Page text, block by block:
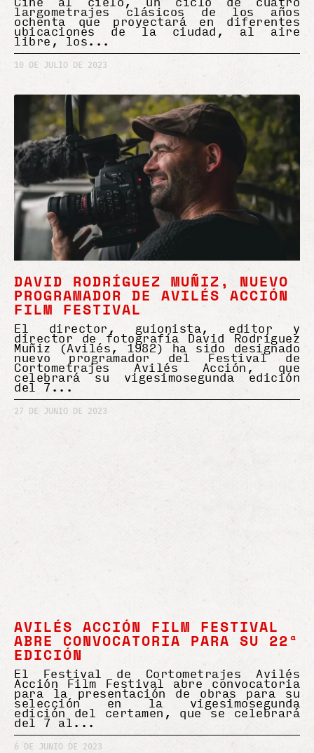
largometrajes clásicos de los años
ochenta que proyectará en diferentes
ubicaciones de la ciudad, al aire
libre, los
10 DE JULIO DE 2023
DAVID RODRÍGUEZ MUÑIZ, NUEVO
PROGRAMADOR DE AVILÉS ACCIÓN
FILM FESTIVAL
El director, guionista, editor y
director de fotografía David Rodríguez
Muñiz (Avilés, 1982) ha sido designado
nuevo programador del Festival de
Cortometrajes Avilés Acción, que
celebrará su vigesimosegunda edición
del 7
27 DE JUNIO DE 2023
AVILÉS ACCIÓN FILM FESTIVAL
ABRE CONVOCATORIA PARA SU 22ª
EDICIÓN
El Festival de Cortometrajes Avilés
Acción Film Festival abre convocatoria
para la presentación de obras para su
selección en la vigesimosegunda
edición del certamen, que se celebrará
del 7 al
6 DE JUNIO DE 2023